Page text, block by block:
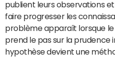
publient leurs observations
faire progresser les
problème apparaît lorsque
prend le pas sur la prudence
hypothèse devient une